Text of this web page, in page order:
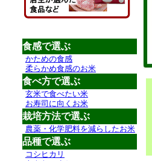
食感で選ぶ
かための食感
柔らかめ食感のお米
食べ方で選ぶ
玄米で食べたい米
お寿司に向くお米
栽培方法で選ぶ
農薬・化学肥料を減らしたお米
品種で選ぶ
コシヒカリ